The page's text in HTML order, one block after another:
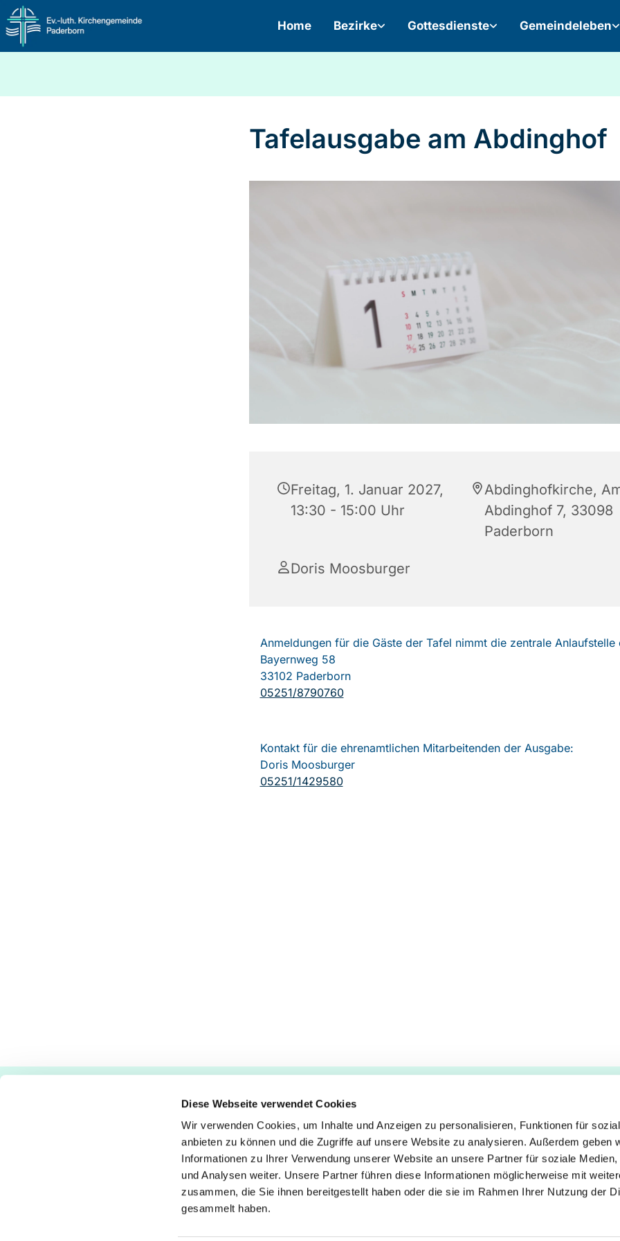
Diese Webseite verwendet Cookies
Wir verwenden Cookies, um Inhalte und Anzeigen zu personalisieren, Funktionen für
anbieten zu können und die Zugriffe auf unsere Website zu analysieren. Außerdem geben
Informationen zu Ihrer Verwendung unserer Website an unsere Partner für soziale Medien,
und Analysen weiter. Unsere Partner führen diese Informationen möglicherweise mit
zusammen, die Sie ihnen bereitgestellt haben oder die sie im Rahmen Ihrer Nutzung der
gesammelt haben.
Home Bezirke Gottesdienste Gemeindeleben
Tafelausgabe am Abdinghof
Freitag, 1. Januar 2027,
13:30 - 15:00 Uhr
Abdinghofkirche,
Abdinghof 7, 33098
Paderborn
Doris Moosburger
Anmeldungen für die Gäste der Tafel nimmt die zentrale Anlaufstelle
Bayernweg 58
33102 Paderborn
05251/8790760
Kontakt für die ehrenamtlichen Mitarbeitenden der Ausgabe:
Doris Moosburger
05251/1429580
Ev.-luth. Kirchengemeinde Paderborn
Bastfelder Weg 30 - 33098 Paderborn
Markus Matthäus –Johannes Lukas